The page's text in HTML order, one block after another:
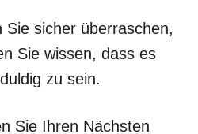
Sie sicher überraschen,
Sie wissen, dass es
zu sein.
Sie Ihren Nächsten